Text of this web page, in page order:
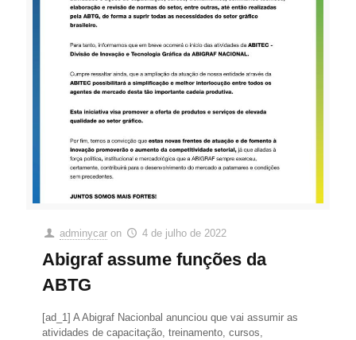
adminycar on 4 de julho de 2022
Abigraf assume funções da
ABTG
[ad_1] A Abigraf Nacionbal anunciou que vai assumir as
atividades de capacitação, treinamento, cursos,